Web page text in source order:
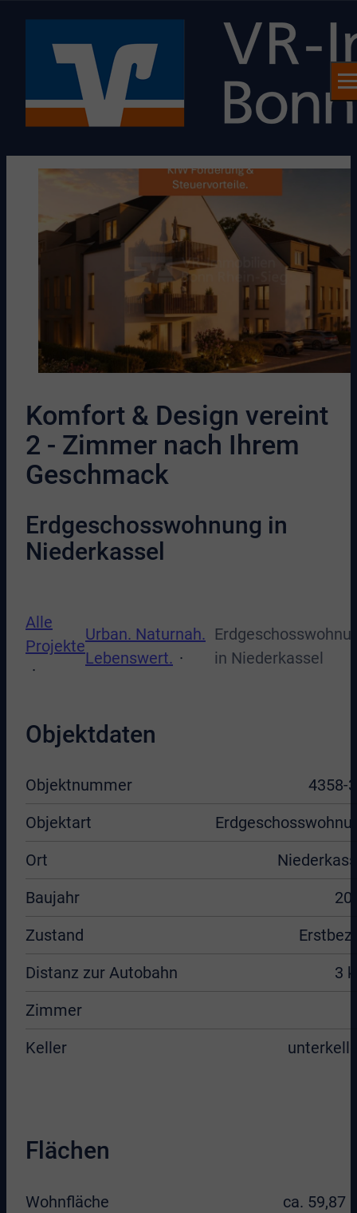
Komfort & Design vereint
2 - Zimmer nach Ihrem
Geschmack
Erdgeschosswohnung in
Niederkassel
Alle
Projekte
Urban. Naturnah.
Lebenswert.
in Niederkassel
Objektdaten
Objektnummer
4358-
Objektart
Ort
Baujahr
Zustand
Distanz zur Autobahn
3
Zimmer
Keller
Flächen
Wohnfläche ca. 59,87